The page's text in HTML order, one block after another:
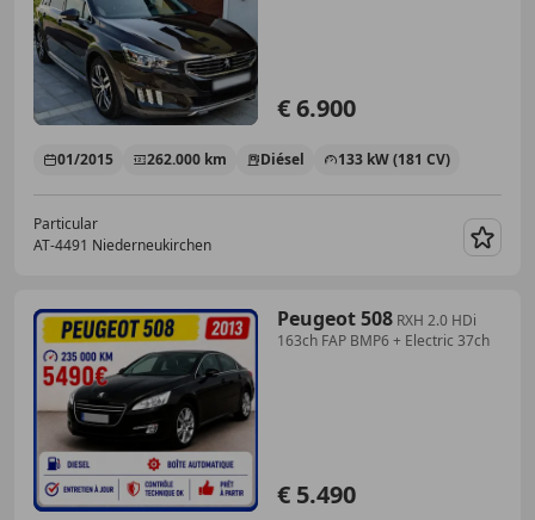
€ 6.900
01/2015 262.000 km Diésel 133 kW (181 CV)
Particular
AT-4491 Niederneukirchen
Peugeot 508 RXH 2.0 HDi
163ch FAP BMP6 + Electric 37ch
€ 5.490